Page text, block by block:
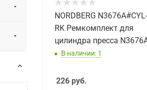
NORDBERG N3676A#CYL-
RK Ремкомплект для
цилиндра пресса
В наличии: 1
226 руб.